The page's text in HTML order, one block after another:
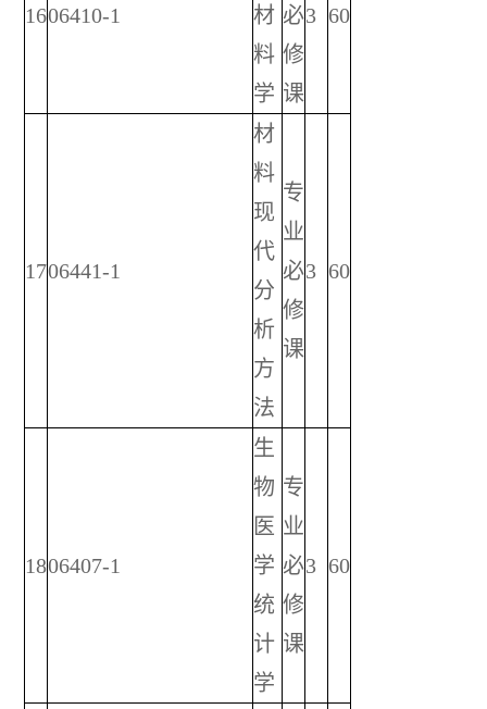
1606410-1
材
料
学
必
修
课
3 60
1706441-1
材
料
现
代
分
析
方
法
专
业
必
修
课
3 60
1806407-1
生
物
医
学
统
计
学
专
业
必
修
课
3 60